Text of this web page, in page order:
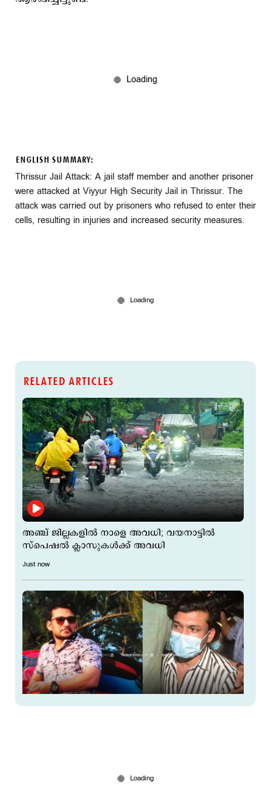
ENGLISH SUMMARY:
Thrissur Jail Attack: A jail staff member and another prisoner
were attacked at Viyyur High Security Jail in Thrissur. The
attack was carried out by prisoners who refused to enter their
cells, resulting in injuries and increased security measures.
RELATED ARTICLES
അഞ്ച് ജില്ലകളില്‍ നാളെ അവധി; വയനാട്ടില്‍
സ്പെഷല്‍ ക്ലാസുകള്‍ക്ക് അവധി
Just now